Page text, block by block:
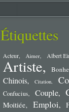
Étiquettes
Acteur Aimer Albert
Artiste
Chinois Citation
Confucius Couple
Moitiée
Emploi